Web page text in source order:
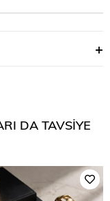
DA TAVSIYE